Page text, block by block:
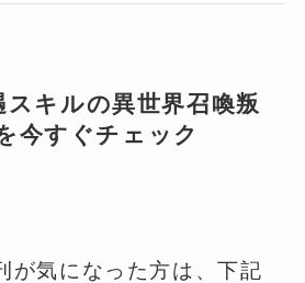
スキルの異世界召喚叛
今すぐチェック
が気になった方は、下記